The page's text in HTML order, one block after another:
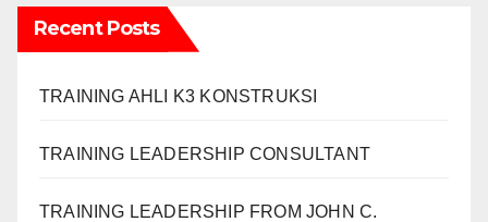
Recent Posts
TRAINING AHLI K3 KONSTRUKSI
TRAINING LEADERSHIP CONSULTANT
TRAINING LEADERSHIP FROM JOHN C.